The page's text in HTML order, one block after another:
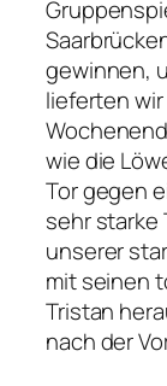
gewinnen,
lieferten
wie die
Tor gegen
sehr starke
unserer
mit seinen
Tristan
nach der